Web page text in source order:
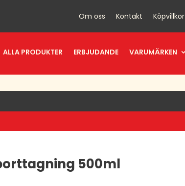
Om oss Kontakt Köpvillkor
ALLA PRODUKTER ERBJUDANDE VARUMÄRKEN
500ml